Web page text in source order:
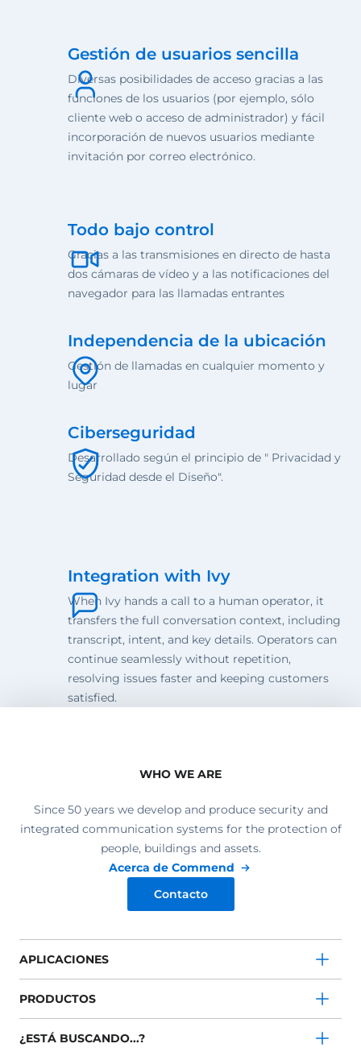
Gestión de usuarios sencilla
Diversas posibilidades de acceso gracias a las
funciones de los usuarios (por ejemplo, sólo
cliente web o acceso de administrador) y fácil
incorporación de nuevos usuarios mediante
invitación por correo electrónico.
Todo bajo control
Gracias a las transmisiones en directo de hasta
dos cámaras de vídeo y a las notificaciones del
navegador para las llamadas entrantes
Independencia de la ubicación
Gestión de llamadas en cualquier momento y
lugar
Ciberseguridad
Desarrollado según el principio de " Privacidad y
Seguridad desde el Diseño".
Integration with Ivy
When Ivy hands a call to a human operator, it
transfers the full conversation context, including
transcript, intent, and key details. Operators can
continue seamlessly without repetition,
resolving issues faster and keeping customers
satisfied.
WHO WE ARE
Since 50 years we develop and produce security and
integrated communication systems for the protection of
people, buildings and assets.
Acerca de Commend
Contacto
APLICACIONES
PRODUCTOS
¿ESTÁ BUSCANDO...?